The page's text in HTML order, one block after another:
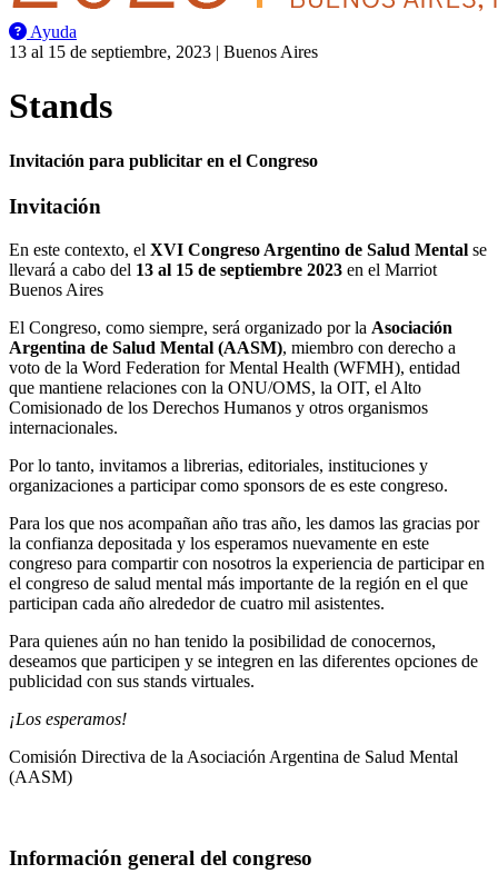
Ayuda
13 al 15 de septiembre, 2023 | Buenos Aires
Stands
Invitación para publicitar en el Congreso
Invitación
En este contexto, el XVI Congreso Argentino de Salud Mental se
llevará a cabo del 13 al 15 de septiembre 2023 en el Marriot
Buenos Aires
El Congreso, como siempre, será organizado por la Asociación
Argentina de Salud Mental (AASM), miembro con derecho a
voto de la Word Federation for Mental Health (WFMH), entidad
que mantiene relaciones con la ONU/OMS, la OIT, el Alto
Comisionado de los Derechos Humanos y otros organismos
internacionales.
Por lo tanto, invitamos a librerias, editoriales, instituciones y
organizaciones a participar como sponsors de es este congreso.
Para los que nos acompañan año tras año, les damos las gracias por
la confianza depositada y los esperamos nuevamente en este
congreso para compartir con nosotros la experiencia de participar en
el congreso de salud mental más importante de la región en el que
participan cada año alrededor de cuatro mil asistentes.
Para quienes aún no han tenido la posibilidad de conocernos,
deseamos que participen y se integren en las diferentes opciones de
publicidad con sus stands virtuales.
¡Los esperamos!
Comisión Directiva de la Asociación Argentina de Salud Mental
(AASM)
Información general del congreso